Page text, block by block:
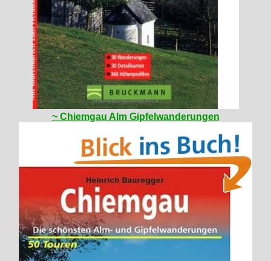
~ Chiemgau Alm Gipfelwanderungen